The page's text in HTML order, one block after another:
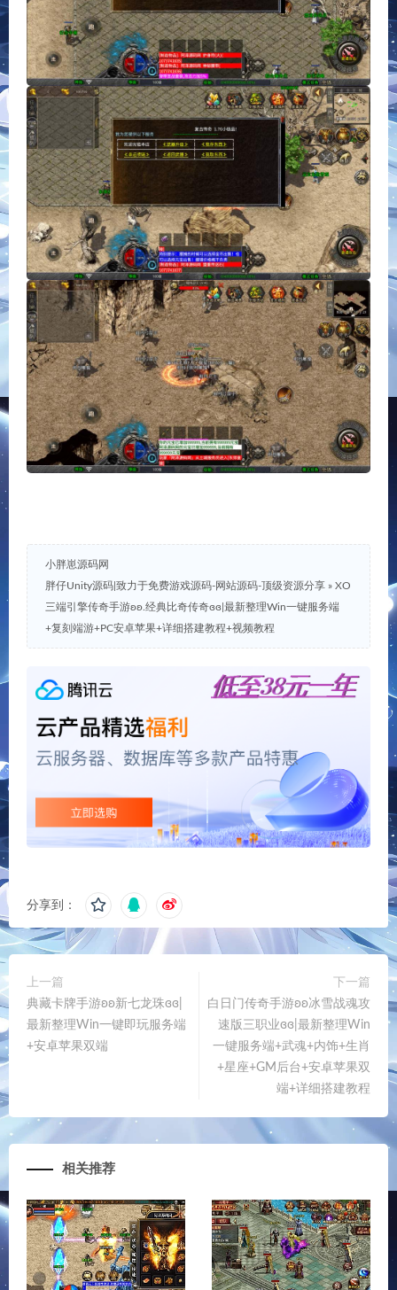
小胖崽源码网
胖仔Unity源码|致力于免费游戏源码-网站源码-顶级资源分享 » XO
三端引擎传奇手游ʚʚ.经典比奇传奇ɞɞ|最新整理Win一键服务端
+复刻端游+PC安卓苹果+详细搭建教程+视频教程
分享到：
上一篇
典藏卡牌手游ʚʚ新七龙珠ɞɞ|
最新整理Win一键即玩服务端
+安卓苹果双端
下一篇
白日门传奇手游ʚʚ冰雪战魂攻
速版三职业ɞɞ|最新整理Win
一键服务端+武魂+内饰+生肖
+星座+GM后台+安卓苹果双
端+详细搭建教程
相关推荐